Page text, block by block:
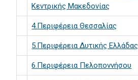
Κεντρικής Μακεδονίας
4.Περιφέρεια Θεσσαλίας
5.Περιφέρεια Δυτικής Ελλάδας
6.Περιφέρεια Πελοποννήσου